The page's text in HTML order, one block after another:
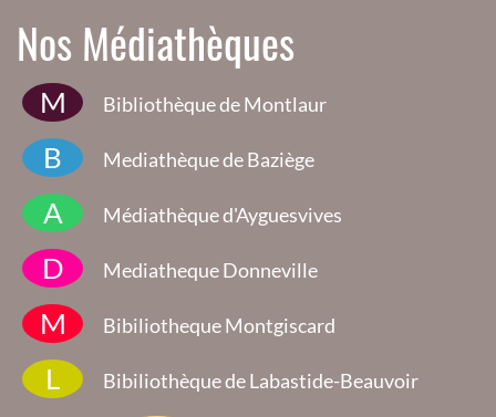
Nos Médiathèques
M Bibliothèque de Montlaur
B Mediathèque de Baziège
A Médiathèque d'Ayguesvives
D Mediatheque Donneville
M Bibiliotheque Montgiscard
L Bibiliothèque de Labastide-Beauvoir